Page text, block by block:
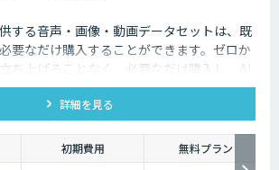
する音声・画像・動画データセットは、既
要なだけ購入することができます。ゼロか
ち上げることなく、必要なだけ購入し、AI
ます。
詳細を見る
初期費用
無料プラン